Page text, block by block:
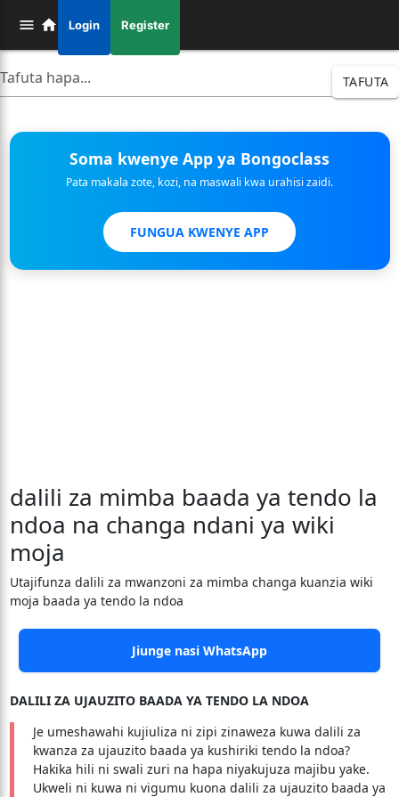
Login Register
TAFUTA
Soma kwenye App ya Bongoclass
Pata makala zote, kozi, na maswali kwa urahisi zaidi.
FUNGUA KWENYE APP
dalili za mimba baada ya tendo la
ndoa na changa ndani ya wiki
moja
Utajifunza dalili za mwanzoni za mimba changa kuanzia wiki
moja baada ya tendo la ndoa
Jiunge nasi WhatsApp
DALILI ZA UJAUZITO BAADA YA TENDO LA NDOA
Je umeshawahi kujiuliza ni zipi zinaweza kuwa dalili za
kwanza za ujauzito baada ya kushiriki tendo la ndoa?
Hakika hili ni swali zuri na hapa niyakujuza majibu yake.
Ukweli ni kuwa ni vigumu kuona dalili za ujauzito baada ya